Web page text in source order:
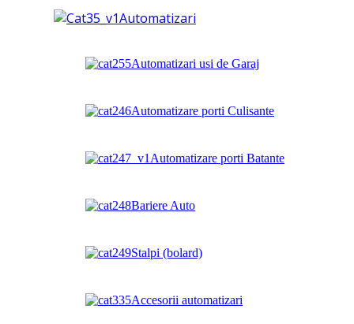
Automatizari
Automatizari usi de Garaj
Automatizare porti Culisante
Automatizare porti Batante
Bariere Auto
Stalpi (bolard)
Accesorii automatizari